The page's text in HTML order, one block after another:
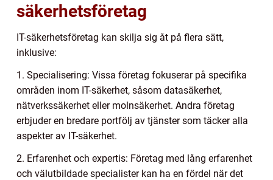
säkerhetsföretag
IT-säkerhetsföretag kan skilja sig åt på flera sätt,
inklusive:
1. Specialisering: Vissa företag fokuserar på specifika
områden inom IT-säkerhet, såsom datasäkerhet,
nätverkssäkerhet eller molnsäkerhet. Andra företag
erbjuder en bredare portfölj av tjänster som täcker alla
aspekter av IT-säkerhet.
2. Erfarenhet och expertis: Företag med lång erfarenhet
och välutbildade specialister kan ha en fördel när det